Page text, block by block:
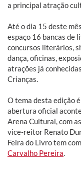
a principal atração
Até o dia 15 deste
espaço 16 bancas de
concursos literários,
dança, oficinas,
atrações já
Crianças.
O tema desta edição
abertura oficial
Arena Cultural, com
vice-reitor Renato
Feira do Livro tem
Carvalho Pereira.